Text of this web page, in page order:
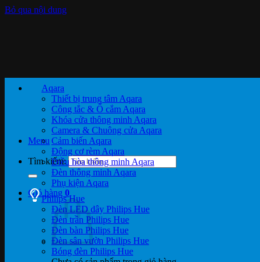
Bỏ qua nội dung
Menu
Tìm kiếm:
Giỏ hàng 0
Aqara
Thiết bị trung tâm Aqara
Công tắc & Ổ cắm Aqara
Khóa cửa thông minh Aqara
Camera & Chuông cửa Aqara
Cảm biến Aqara
Động cơ rèm Aqara
Điều hòa thông minh Aqara
Đèn thông minh Aqara
Phụ kiện Aqara
Philips Hue
Đèn LED dây Philips Hue
Đèn trần Philips Hue
Đèn bàn Philips Hue
Đèn sân vườn Philips Hue
Bóng đèn Philips Hue